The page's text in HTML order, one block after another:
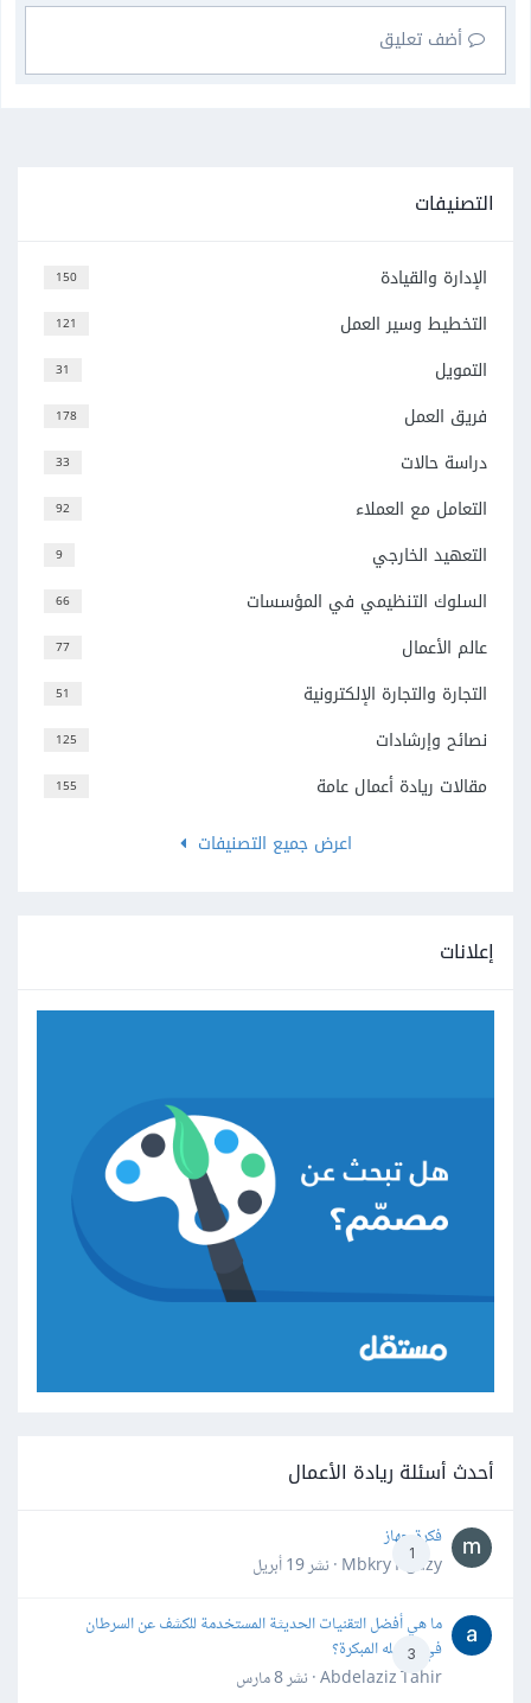
أضف تعليق
التصنيفات
150 الإدارة والقيادة
121 التخطيط وسير العمل
31 التمويل
178 فريق العمل
33 دراسة حالات
92 التعامل مع العملاء
9 التعهيد الخارجي
66 السلوك التنظيمي في المؤسسات
77 عالم الأعمال
51 التجارة والتجارة الإلكترونية
125 نصائح وإرشادات
155
مقالات ريادة أعمال عامة
اعرض جميع التصنيفات
إعلانات
أحدث أسئلة ريادة الأعمال
1
فكرة جهاز
Mbkry Hgazy · نشر
19 أبريل
3
ما هي أفضل التقنيات الحديثة المستخدمة للكشف عن السرطان
في مراحله المبكرة؟
Abdelaziz Tahir · نشر
8 مارس